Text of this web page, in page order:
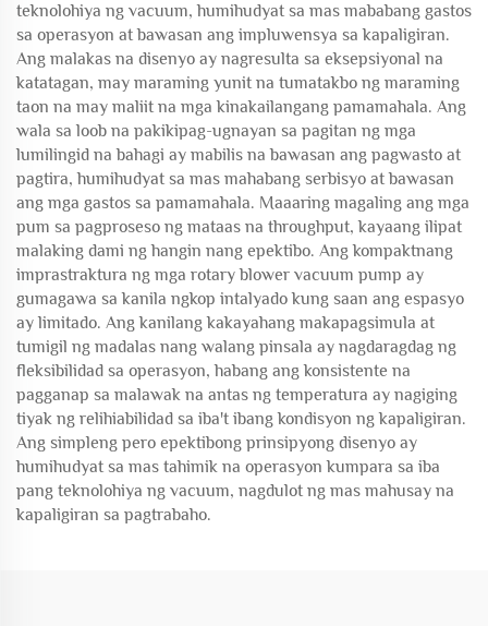
teknolohiya ng vacuum, humihudyat sa mas mababang gastos
sa operasyon at bawasan ang impluwensya sa kapaligiran.
Ang malakas na disenyo ay nagresulta sa eksepsiyonal na
katatagan, may maraming yunit na tumatakbo ng maraming
taon na may maliit na mga kinakailangang pamamahala. Ang
wala sa loob na pakikipag-ugnayan sa pagitan ng mga
lumilingid na bahagi ay mabilis na bawasan ang pagwasto at
pagtira, humihudyat sa mas mahabang serbisyo at bawasan
ang mga gastos sa pamamahala. Maaaring magaling ang mga
pum sa pagproseso ng mataas na throughput, kayaang ilipat
malaking dami ng hangin nang epektibo. Ang kompaktnang
imprastraktura ng mga rotary blower vacuum pump ay
gumagawa sa kanila ngkop intalyado kung saan ang espasyo
ay limitado. Ang kanilang kakayahang makapagsimula at
tumigil ng madalas nang walang pinsala ay nagdaragdag ng
fleksibilidad sa operasyon, habang ang konsistente na
pagganap sa malawak na antas ng temperatura ay nagiging
tiyak ng relihiabilidad sa iba't ibang kondisyon ng kapaligiran.
Ang simpleng pero epektibong prinsipyong disenyo ay
humihudyat sa mas tahimik na operasyon kumpara sa iba
pang teknolohiya ng vacuum, nagdulot ng mas mahusay na
kapaligiran sa pagtrabaho.